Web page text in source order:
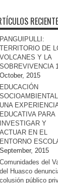
PANGUIPULLI:
TERRITORIO DE
VOLCANES Y LA
SOBREVIVENCIA
October, 2015
EDUCACIÓN
UNA
EDUCATIVA PARA
INVESTIGAR Y
ACTUAR EN EL
ENTORNO
September, 2015
Comunidades del
del Huasco
colusión público